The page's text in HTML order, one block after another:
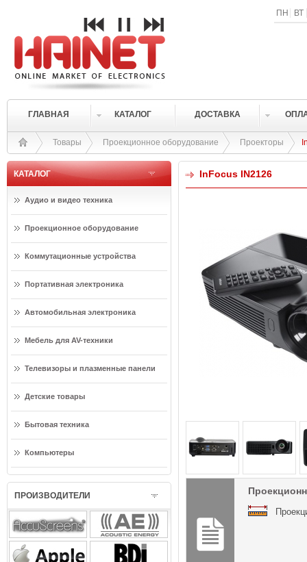
ПН ВТ
ГЛАВНАЯ КАТАЛОГ ДОСТАВКА
Товары Проекционное оборудование Проекторы
КАТАЛОГ
Аудио и видео техника
Проекционное оборудование
Коммутационные устройства
Портативная электроника
Автомобильная электроника
Мебель для AV-техники
Телевизоры и плазменные панели
Детские товары
Бытовая техника
Компьютеры
ПРОИЗВОДИТЕЛИ
InFocus IN2126